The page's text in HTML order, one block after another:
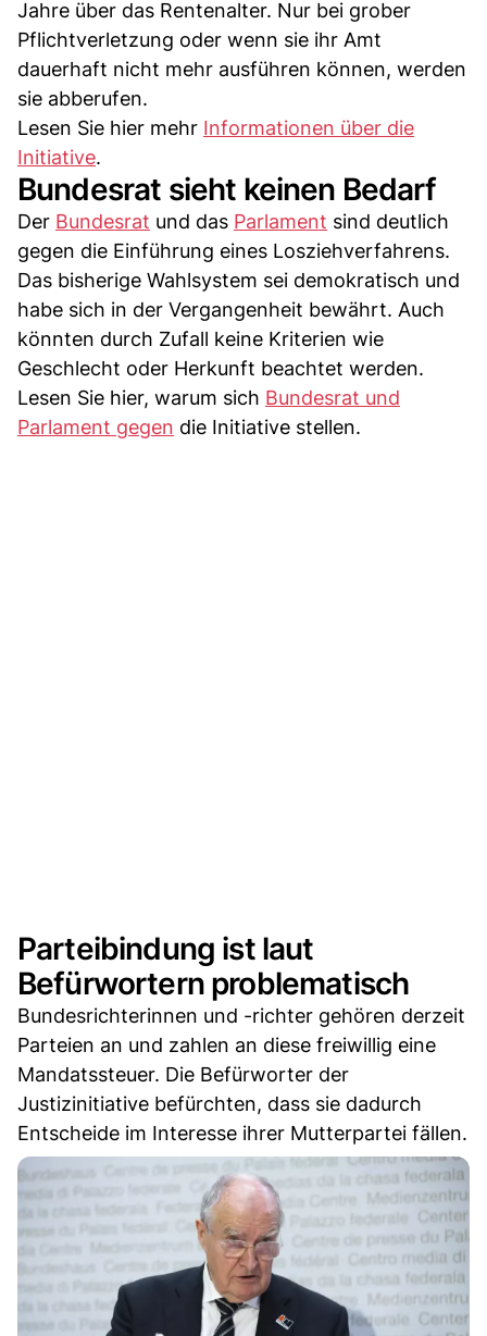
Jahre über das Rentenalter. Nur bei grober
Pflichtverletzung oder wenn sie ihr Amt
dauerhaft nicht mehr ausführen können, werden
sie abberufen.
Lesen Sie hier mehr Informationen über die
Initiative.
Bundesrat sieht keinen Bedarf
Der Bundesrat und das Parlament sind deutlich
gegen die Einführung eines Losziehverfahrens.
Das bisherige Wahlsystem sei demokratisch und
habe sich in der Vergangenheit bewährt. Auch
könnten durch Zufall keine Kriterien wie
Geschlecht oder Herkunft beachtet werden.
Lesen Sie hier, warum sich Bundesrat und
Parlament gegen die Initiative stellen.
Parteibindung ist laut
Befürwortern problematisch
Bundesrichterinnen und -richter gehören derzeit
Parteien an und zahlen an diese freiwillig eine
Mandatssteuer. Die Befürworter der
Justizinitiative befürchten, dass sie dadurch
Entscheide im Interesse ihrer Mutterpartei fällen.